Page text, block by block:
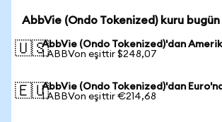
AbbVie (Ondo Tokenized) kuru
🇺🇸AbbVie (Ondo Tokenized)'dan
1 ABBVon eşittir $248,07
🇪🇺AbbVie (Ondo Tokenized)'dan
1 ABBVon eşittir €214,68